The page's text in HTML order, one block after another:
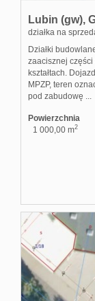
Lubin (gw),
działka na
Działki
zaacisznej
kształtach.
MPZP, teren
pod zabudowę ...
Powierzchnia
1 000,00 m2